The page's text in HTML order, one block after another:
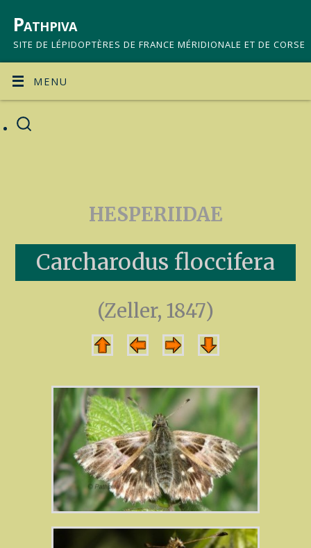
Pathpiva
SITE DE LÉPIDOPTÈRES DE FRANCE MÉRIDIONALE ET DE CORSE
MENU
HESPERIIDAE
Carcharodus floccifera
(Zeller, 1847)